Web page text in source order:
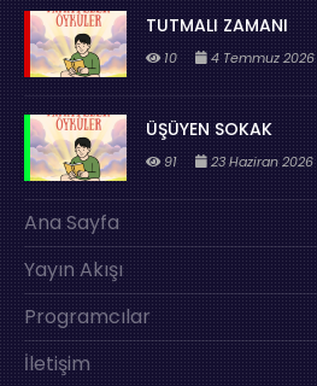
TUTMALI ZAMANI
10 4 Temmuz 2026
ÜŞÜYEN SOKAK
91 23 Haziran 2026
Ana Sayfa
Yayın Akışı
Programcılar
İletişim